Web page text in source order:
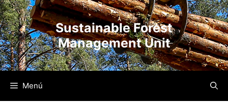
Vés
al
contingut
Sustainable Forest
Management Unit
Menú